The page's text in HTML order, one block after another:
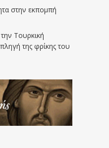
στην εκπομπή
Τουρκική
της φρίκης του